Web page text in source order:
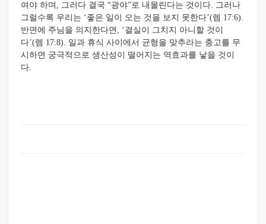
여야 하며, 그러다 결국 “광야”로 내몰린다는 것이다. 그러나
그럴수록 우리는 ‘좋은 일이 오는 것을 보지 못한다’(렘 17:6).
반면에 주님을 의지한다면, ‘결실이 그치지 아니할 것이
다’(렘 17:8). 일과 휴식 사이에서 균형을 맞추라는 충고를 무
시하면 궁극적으로 생산성이 떨어지는 역효과를 낳을 것이
다.